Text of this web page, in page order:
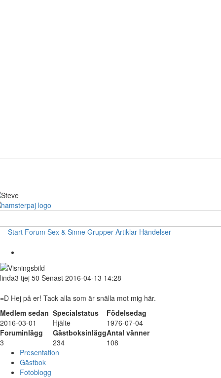
Start Forum Sex & Sinne Grupper Artiklar Händelser
linda3 tjej 50 Senast 2016-04-13 14:28
=D Hej på er! Tack alla som är snälla mot mig här.
Medlem sedan Specialstatus
Födelsedag
2016-03-01
Hjälte
1976-07-04
Foruminlägg
GästboksinläggAntal vänner
3
234
108
Presentation
Gästbok
Fotoblogg